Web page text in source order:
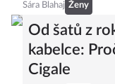
Sára Blahaj Ženy
Od šatů z
kabelce:
Cigale